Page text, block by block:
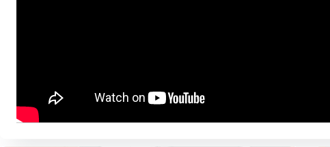
global das mulheres negras
dez 18, 2025